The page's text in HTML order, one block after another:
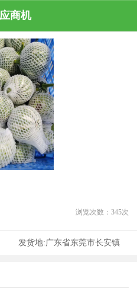
商机
浏览次数： 345次
发货地:广东省东莞市长安镇